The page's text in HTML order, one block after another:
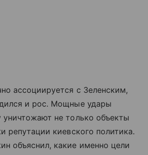
ассоциируется с Зеленским,
и рос. Мощные удары
уничтожают не только объекты
репутации киевского политика.
объяснил, какие именно цели